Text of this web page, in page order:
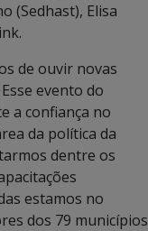
(Sedhast), Elisa
de ouvir novas
evento do
a confiança no
da política da
dentre os
estamos no
dos 79 municípios